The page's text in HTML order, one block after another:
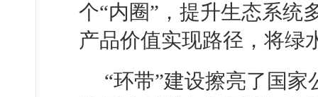
个“内圈”，提升生态系统
产品价值实现路径，将绿
“环带”建设擦亮了国